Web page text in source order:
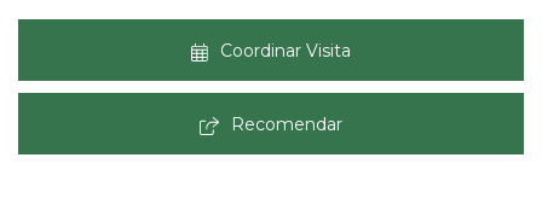
Coordinar Visita
Recomendar